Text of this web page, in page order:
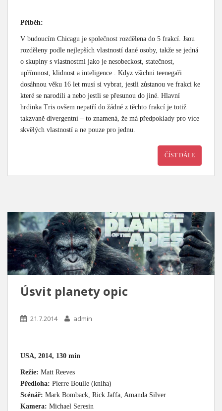
Příběh:
V budoucím Chicagu je společnost rozdělena do 5 frakcí. Jsou
rozděleny podle nejlepších vlastností dané osoby, takže se jedná
o skupiny s vlastnostmi jako je nesobeckost, statečnost,
upřímnost, klidnost a inteligence . Kdyz všichni teenegaři
dosáhnou věku 16 let musí si vybrat, jestli zůstanou ve frakci ke
které se narodili a nebo jestli se přesunou do jiné. Hlavní
hrdinka Tris ovšem nepatří do žádné z těchto frakcí je totiž
takzvaně divergentní – to znamená, že má předpoklady pro více
skvělých vlastností a ne pouze pro jednu.
ČÍST DÁLE
Úsvit planety opic
21.7.2014 admin
USA, 2014, 130 min
Režie: Matt Reeves
Předloha: Pierre Boulle (kniha)
Scénář: Mark Bomback, Rick Jaffa, Amanda Silver
Kamera: Michael Seresin